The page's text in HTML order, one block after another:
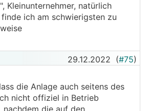
Kleinunternehmer, natürlich
ich am schwierigsten zu
29.12.2022 (#75)
die Anlage auch seitens des
nicht offiziel in Betrieb
nachdem die auf den